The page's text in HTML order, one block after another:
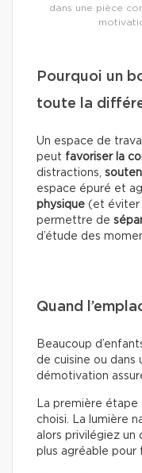
dans une pièce
Pourquoi un
toute la
Un espace de
peut favoriser la
distractions,
espace épuré et
physique (et éviter
permettre de
d’étude des
Quand
Beaucoup
de cuisine ou dans
démotivation
La première étape
choisi. La lumière
alors privilégiez un
plus agréable pour